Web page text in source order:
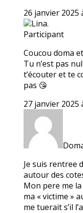
26 janvier 2025
Lina.
Participant
Coucou doma
Tu n’est pas
t’écouter et te
pas 😘
27 janvier 2025
Je suis rentree
autour des
Mon pere me
ma « victime »
me tuerait s’il